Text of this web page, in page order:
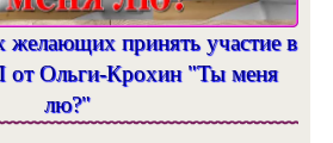
желающих принять участие в
от Ольги-Крохин "Ты меня
лю?"